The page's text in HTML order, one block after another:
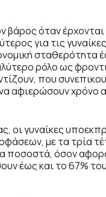
βάρος όταν
για τις
σταθερότητα
ρόλο ως
που
αφιερώσουν χρόνο
οι γυναίκες
με τα τρία
ποσοστά, όσον
έως και το 67%